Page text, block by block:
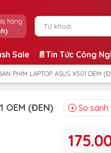
hàng
Sale 📄Tin Tức Công
PHÍM LAPTOP ASUS X501 OEM
OEM (ĐEN) So sánh